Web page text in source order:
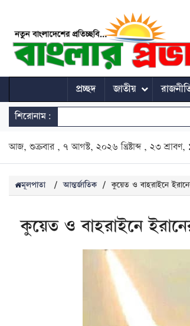
প্রচ্ছদ জাতীয়
শিরোনাম:
আজ, শুক্রবার , ৭ আগস্ট, ২০২৬ খ্রিষ্টাব্দ , ২৩ শ্রাবণ,
মূলপাতা / আন্তর্জাতিক / কুয়েত ও বাহরাইনে
কুয়েত ও বাহরাইনে